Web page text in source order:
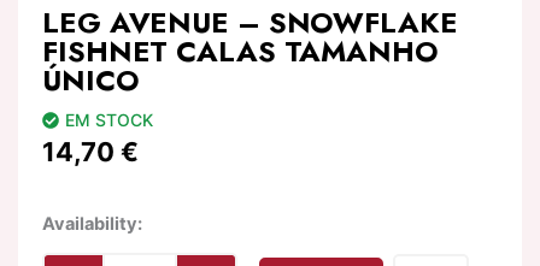
LEG AVENUE – SNOWFLAKE
FISHNET CALAS TAMANHO
ÚNICO
EM STOCK
14,70 €
Availability:Quantidade